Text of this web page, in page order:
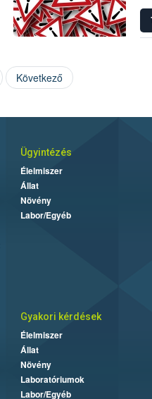
Következő
Ügyintézés
Élelmiszer
Állat
Növény
Labor/Egyéb
Gyakori kérdések
Élelmiszer
Állat
Növény
Laboratóriumok
Labor/Egyéb